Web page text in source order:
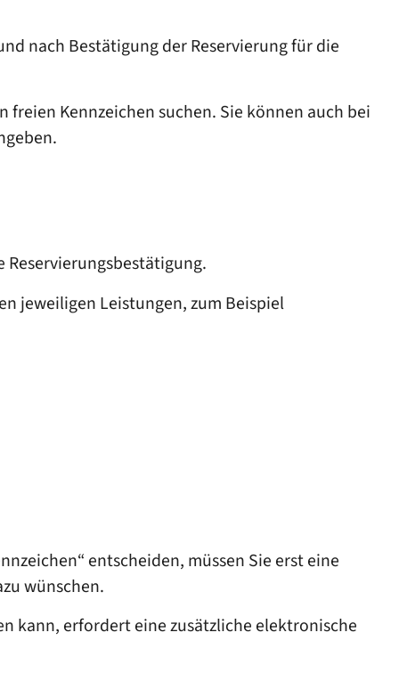
nach Bestätigung der Reservierung für die
Kennzeichen suchen. Sie können auch bei
Reservierungsbestätigung.
jeweiligen Leistungen, zum Beispiel
entscheiden, müssen Sie erst eine
wünschen.
kann, erfordert eine zusätzliche elektronische